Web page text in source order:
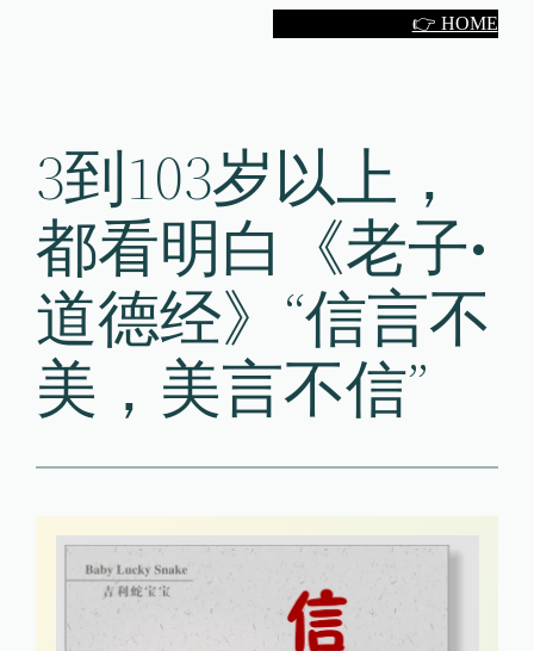
👉 HOME
3到103岁以上，
都看明白《老子•
道德经》“信言不
美，美言不信”